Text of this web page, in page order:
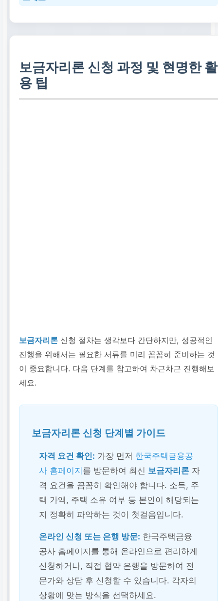
보금자리론 신청 과정 및 현명한 활
용 팁
보금자리론 신청 절차는 생각보다 간단하지만, 성공적인
진행을 위해서는 필요한 서류를 미리 꼼꼼히 준비하는 것
이 중요합니다. 다음 단계를 참고하여 차근차근 진행해보
세요.
보금자리론 신청 단계별 가이드
자격 요건 확인: 가장 먼저 한국주택금융공
사 홈페이지 를 방문하여 최신 보금자리론 자
격 요건을 꼼꼼히 확인해야 합니다. 소득, 주
택 가액, 주택 소유 여부 등 본인이 해당되는
지 정확히 파악하는 것이 첫걸음입니다.
온라인 신청 또는 은행 방문: 한국주택금융
공사 홈페이지를 통해 온라인으로 편리하게
신청하거나, 직접 협약 은행을 방문하여 전
문가와 상담 후 신청할 수 있습니다. 각자의
상황에 맞는 방식을 선택하세요.